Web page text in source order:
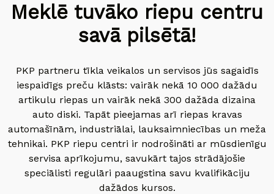
Meklē tuvāko riepu centru
savā pilsētā!
PKP partneru tīkla veikalos un servisos jūs sagaidīs
iespaidīgs preču klāsts: vairāk nekā 10 000 dažādu
artikulu riepas un vairāk nekā 300 dažāda dizaina
auto diski. Tapāt pieejamas arī riepas kravas
automašīnām, industriālai, lauksaimniecības un meža
tehnikai. PKP riepu centri ir nodrošināti ar mūsdienīgu
servisa aprīkojumu, savukārt tajos strādājošie
speciālisti regulāri paaugstina savu kvalifikāciju
dažādos kursos.